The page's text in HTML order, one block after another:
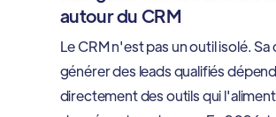
autour du CRM
Le CRM n'est pas un outil isolé. Sa
générer des leads qualifiés dépend
directement des outils qui